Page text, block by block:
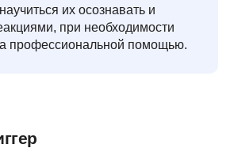
их осознавать и
при необходимости
профессиональной помощью.